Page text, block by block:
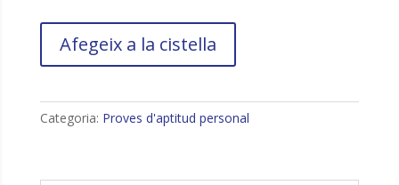
PAP:
(Examen
Afegeix a la cistella
Categoria: Proves d'aptitud personal